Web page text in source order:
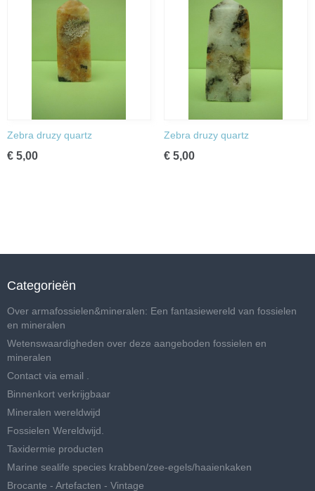
Zebra druzy quartz
€ 5,00
Zebra druzy quartz
€ 5,00
Categorieën
Over armafossielen&mineralen: Een fantasiewereld van fossielen
en mineralen
Wetenswaardigheden over deze aangeboden fossielen en
mineralen
Contact via email .
Binnenkort verkrijgbaar
Mineralen wereldwijd
Fossielen Wereldwijd.
Taxidermie producten
Marine sealife species krabben/zee-egels/haaienkaken
Brocante - Artefacten - Vintage